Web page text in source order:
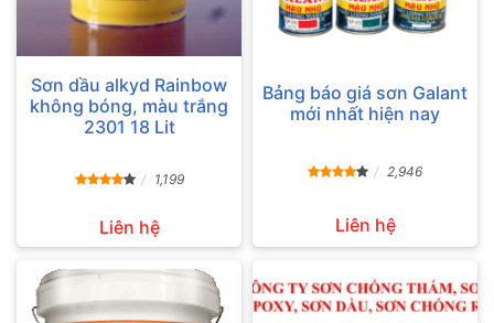
Sơn dầu alkyd Rainbow
không bóng, màu trắng
2301 18 Lit
1,199
Liên hệ
Bảng báo giá sơn Galant
mới nhất hiện nay
2,946
Liên hệ